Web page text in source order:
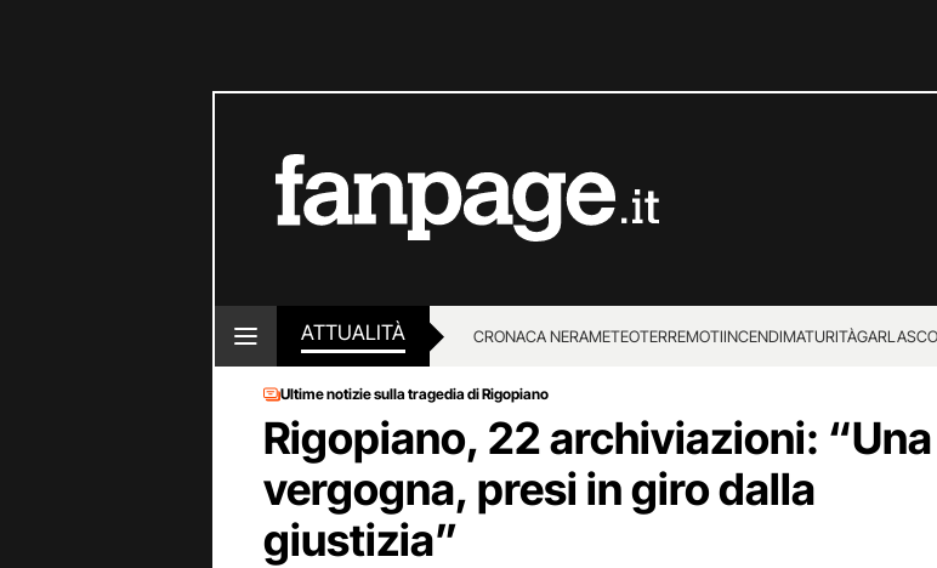
ATTUALITÀ CRONACA NERAMETEOTERREMOTIINCENDIMATURITÀGARLASCO
LOTTO E SUPERENALOTTO
Ultime notizie sulla tragedia di Rigopiano
Rigopiano, 22 archiviazioni: “Una
vergogna, presi in giro dalla
giustizia”